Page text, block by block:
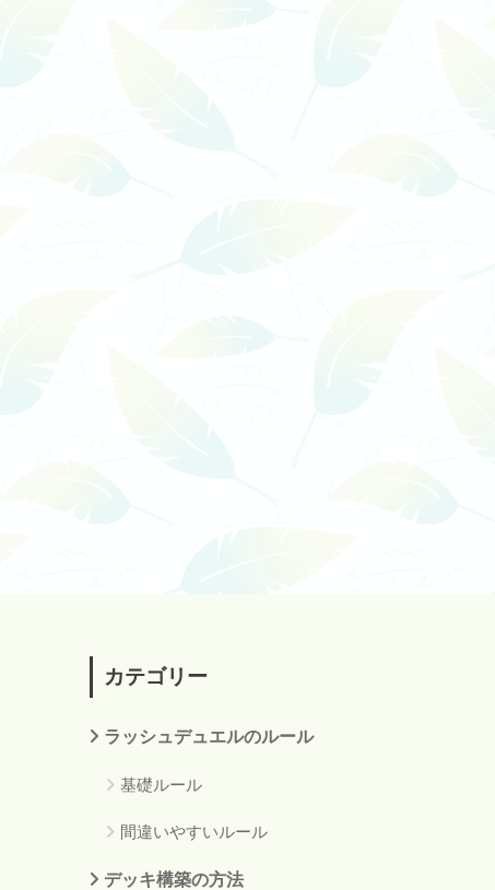
カテゴリー
ラッシュデュエルのルール
基礎ルール
間違いやすいルール
デッキ構築の方法